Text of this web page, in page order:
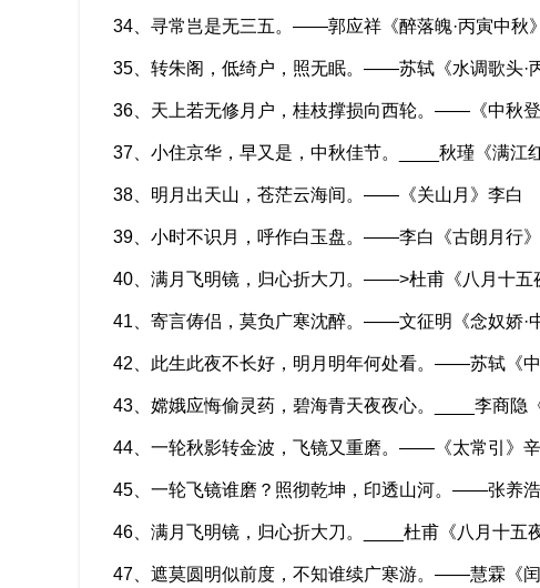
34、寻常岂是无三五。——郭应祥《醉落魄·丙寅中秋》
35、转朱阁，低绮户，照无眠。——苏轼《水调歌头·
36、天上若无修月户，桂枝撑损向西轮。——《中秋
37、小住京华，早又是，中秋佳节。____秋瑾《满江红
38、明月出天山，苍茫云海间。——《关山月》李白
39、小时不识月，呼作白玉盘。——李白《古朗月行》
40、满月飞明镜，归心折大刀。——>杜甫《八月十五
41、寄言俦侣，莫负广寒沈醉。——文征明《念奴娇·
42、此生此夜不长好，明月明年何处看。——苏轼《中
43、嫦娥应悔偷灵药，碧海青天夜夜心。____李商隐
44、一轮秋影转金波，飞镜又重磨。——《太常引》
45、一轮飞镜谁磨？照彻乾坤，印透山河。——张养浩
46、满月飞明镜，归心折大刀。____杜甫《八月十五
47、遮莫圆明似前度，不知谁续广寒游。——慧霖《闰